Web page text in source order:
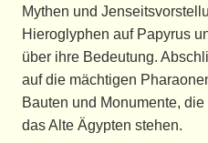
Mythen und
Hieroglyphen auf Papyrus
über ihre Bedeutung.
auf die mächtigen
Bauten und Monumente,
das Alte Ägypten stehen.